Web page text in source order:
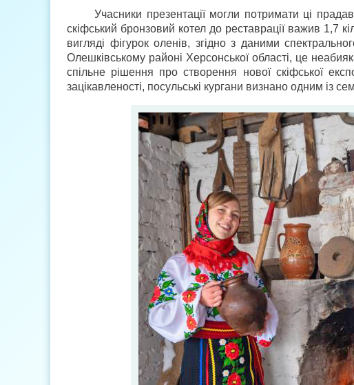
Учасники презентації могли потримати ці
скіфський бронзовий котел до реставрації важив 1,7
вигляді фігурок оленів, згідно з даними
Олешківському районі Херсонської області, це
спільне рішення про створення нової скіфської
зацікавленості, посульські кургани визнано одним із